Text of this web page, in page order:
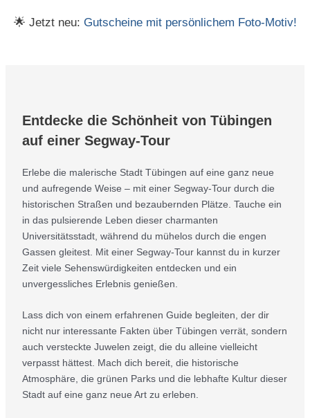
🌟 Jetzt neu: Gutscheine mit persönlichem Foto-Motiv!
Entdecke die Schönheit von Tübingen
auf einer Segway-Tour
Erlebe die malerische Stadt Tübingen auf eine ganz neue
und aufregende Weise – mit einer Segway-Tour durch die
historischen Straßen und bezaubernden Plätze. Tauche ein
in das pulsierende Leben dieser charmanten
Universitätsstadt, während du mühelos durch die engen
Gassen gleitest. Mit einer Segway-Tour kannst du in kurzer
Zeit viele Sehenswürdigkeiten entdecken und ein
unvergessliches Erlebnis genießen.
Lass dich von einem erfahrenen Guide begleiten, der dir
nicht nur interessante Fakten über Tübingen verrät, sondern
auch versteckte Juwelen zeigt, die du alleine vielleicht
verpasst hättest. Mach dich bereit, die historische
Atmosphäre, die grünen Parks und die lebhafte Kultur dieser
Stadt auf eine ganz neue Art zu erleben.